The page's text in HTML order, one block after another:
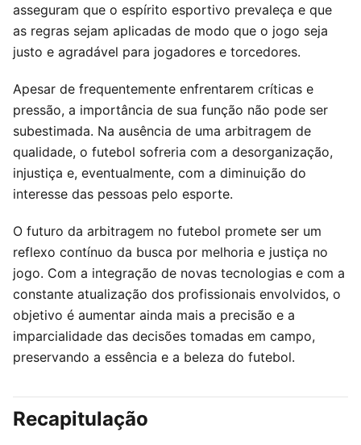
asseguram que o espírito esportivo prevaleça e que
as regras sejam aplicadas de modo que o jogo seja
justo e agradável para jogadores e torcedores.
Apesar de frequentemente enfrentarem críticas e
pressão, a importância de sua função não pode ser
subestimada. Na ausência de uma arbitragem de
qualidade, o futebol sofreria com a desorganização,
injustiça e, eventualmente, com a diminuição do
interesse das pessoas pelo esporte.
O futuro da arbitragem no futebol promete ser um
reflexo contínuo da busca por melhoria e justiça no
jogo. Com a integração de novas tecnologias e com a
constante atualização dos profissionais envolvidos, o
objetivo é aumentar ainda mais a precisão e a
imparcialidade das decisões tomadas em campo,
preservando a essência e a beleza do futebol.
Recapitulação